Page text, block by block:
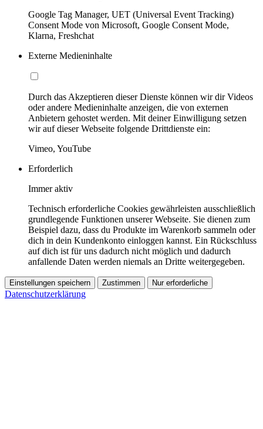
Google Tag Manager, UET (Universal Event Tracking)
Consent Mode von Microsoft, Google Consent Mode,
Klarna, Freshchat
Externe Medieninhalte
Durch das Akzeptieren dieser Dienste können wir dir Videos
oder andere Medieninhalte anzeigen, die von externen
Anbietern gehostet werden. Mit deiner Einwilligung setzen
wir auf dieser Webseite folgende Drittdienste ein:
Vimeo, YouTube
Erforderlich
Immer aktiv
Technisch erforderliche Cookies gewährleisten ausschließlich
grundlegende Funktionen unserer Webseite. Sie dienen zum
Beispiel dazu, dass du Produkte im Warenkorb sammeln oder
dich in dein Kundenkonto einloggen kannst. Ein Rückschluss
auf dich ist für uns dadurch nicht möglich und dadurch
anfallende Daten werden niemals an Dritte weitergegeben.
Einstellungen speichern Zustimmen Nur erforderliche
Datenschutzerklärung